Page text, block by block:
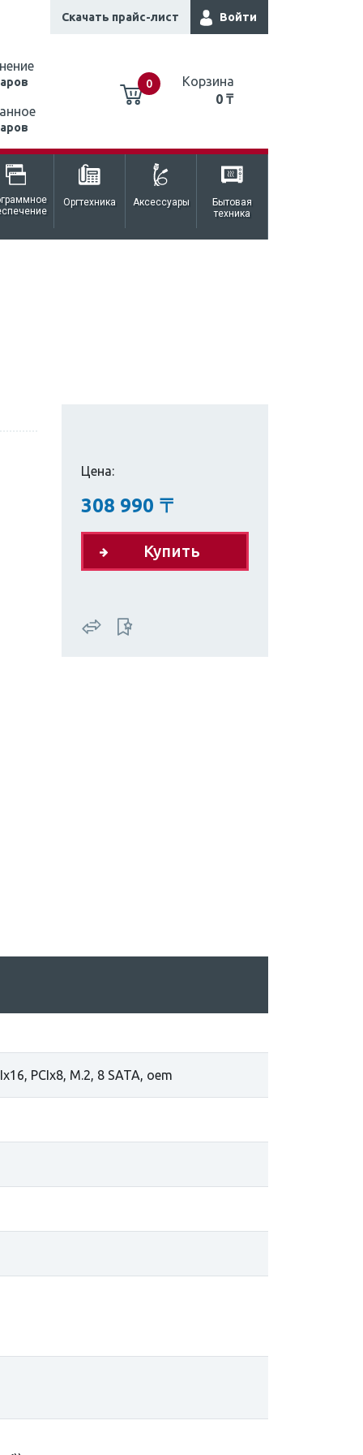
Скачать прайс-лист Войти
0
Корзина
0 ₸
0 ₸
Оргтехника Аксессуары
Бытовая
техника
Цена:
308 990 〒
Купить
PCIx8, M.2, 8 SATA, oem